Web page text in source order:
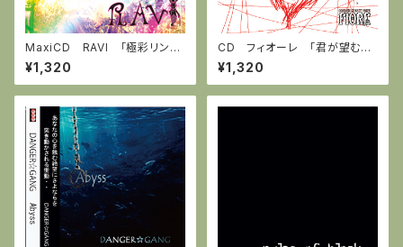
MaxiCD RAVI 「極彩リンデ
ィホップ」
¥1,320
CD フィオーレ 「君が望む永
遠と僕が欲しかった唯一の倖
せ」
¥1,320